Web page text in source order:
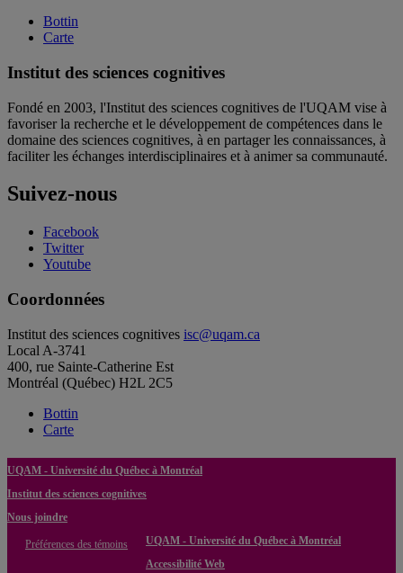
Bottin
Carte
Institut des sciences cognitives
Fondé en 2003, l'Institut des sciences cognitives de l'UQAM vise à
favoriser la recherche et le développement de compétences dans le
domaine des sciences cognitives, à en partager les connaissances, à
faciliter les échanges interdisciplinaires et à animer sa communauté.
Suivez-nous
Facebook
Twitter
Youtube
Coordonnées
Institut des sciences cognitives isc@uqam.ca
Local A-3741
400, rue Sainte-Catherine Est
Montréal (Québec) H2L 2C5
Bottin
Carte
UQAM - Université du Québec à Montréal
Institut des sciences cognitives
Nous joindre
Préférences des témoins
UQAM - Université du Québec à Montréal
Accessibilité Web